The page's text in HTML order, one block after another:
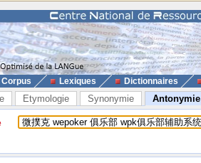
Corpus Lexiques Dictionnaires
Etymologie Synonymie Antonymie